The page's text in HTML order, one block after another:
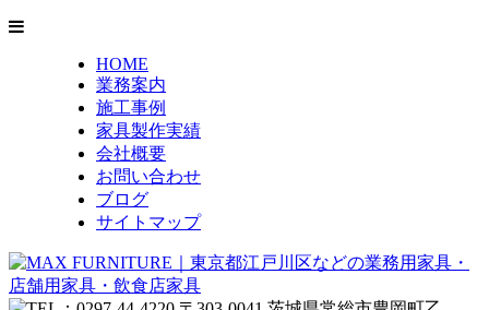
HOME
業務案内
施工事例
家具製作実績
会社概要
お問い合わせ
ブログ
サイトマップ